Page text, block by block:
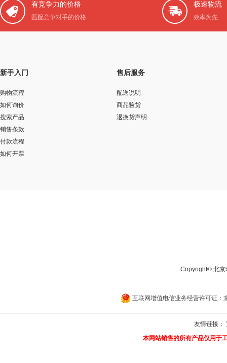
有竞争力的价格
匹配竞争对手的价格
极速物流
效率为先
新手入门
购物流程
如何询价
搜索产品
销售条款
付款流程
如何开票
售后服务
配送说明
商品验货
退换货声明
Copyright© 北京
互联网增值电信业务经营许可证：
友情链接：
本网站销售的所有产品仅用于